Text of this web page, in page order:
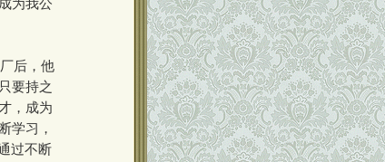
为我公
后，他
要持之
，成为
学习，
过不断